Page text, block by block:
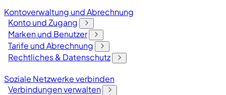
Kontoverwaltung und Abrechnung
Konto und Zugang
Marken und Benutzer
Tarife und Abrechnung
Rechtliches & Datenschutz
Soziale Netzwerke verbinden
Verbindungen verwalten